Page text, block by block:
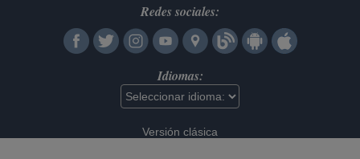
Redes sociales:
Idiomas:
Versión clásica